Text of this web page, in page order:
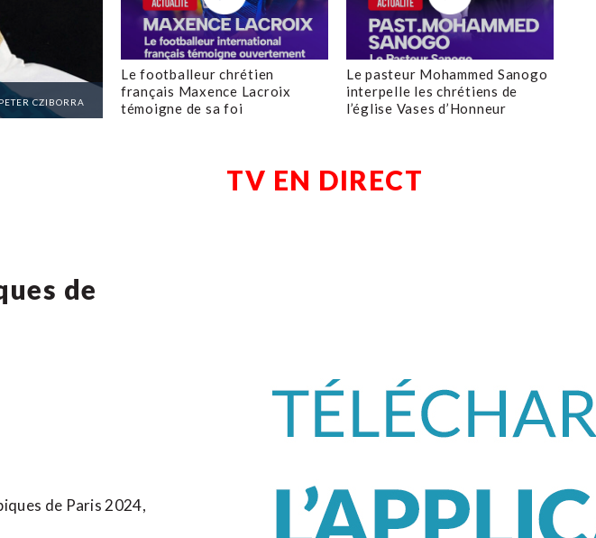
CZIBORRA
Le footballeur chrétien
français Maxence Lacroix
témoigne de sa foi
Le pasteur Mohammed Sanogo
interpelle les chrétiens de
l’église Vases d’Honneur
de
de Paris 2024,
TV EN DIRECT